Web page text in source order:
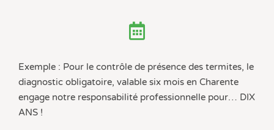
Exemple : Pour le contrôle de présence des termites, le
diagnostic obligatoire, valable six mois en Charente
engage notre responsabilité professionnelle pour… DIX
ANS !